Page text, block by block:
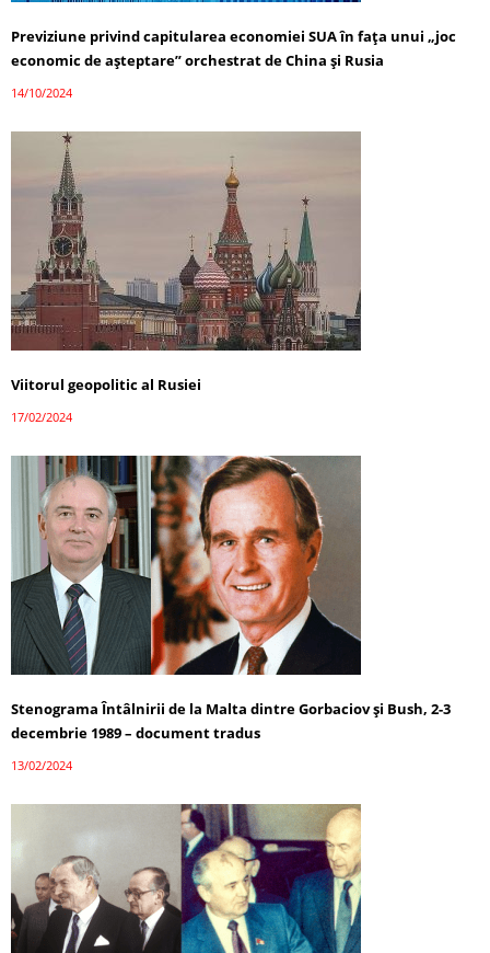
Previziune privind capitularea economiei SUA în fața unui „joc
economic de așteptare” orchestrat de China și Rusia
14/10/2024
Viitorul geopolitic al Rusiei
17/02/2024
Stenograma Întâlnirii de la Malta dintre Gorbaciov și Bush, 2-3
decembrie 1989 – document tradus
13/02/2024